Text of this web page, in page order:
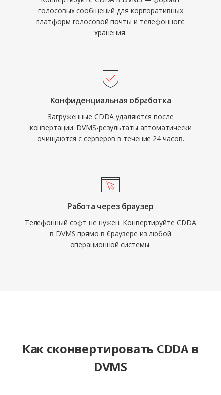
голосовых сообщений для корпоративных
платформ голосовой почты и телефонного
хранения.
Конфиденциальная обработка
Загруженные CDDA удаляются после
конвертации. DVMS-результаты автоматически
очищаются с серверов в течение 24 часов.
Работа через браузер
Телефонный софт не нужен. Конвертируйте CDDA
в DVMS прямо в браузере из любой
операционной системы.
Как сконвертировать CDDA в
DVMS